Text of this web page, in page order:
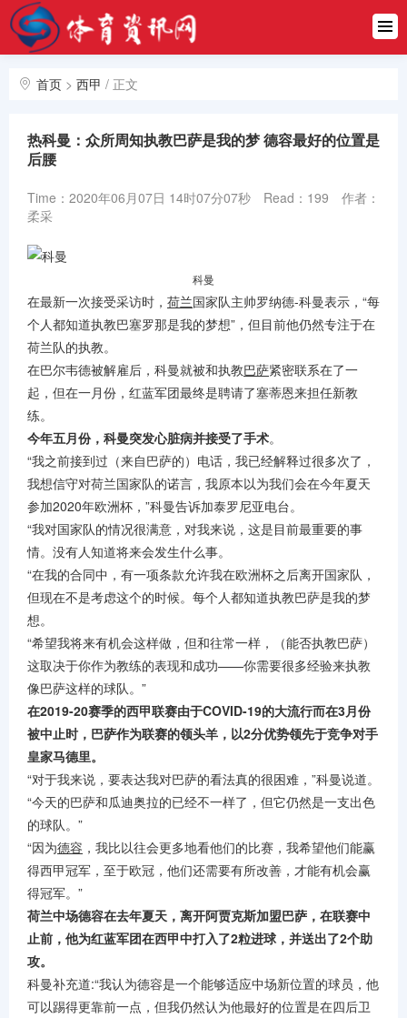
首页
西甲
德甲
NBA
亚冠
CBA
网球
排球
首页 > 西甲 / 正文
热科曼：众所周知执教巴萨是我的梦 德容最好的位置是
后腰
Time：2020年06月07日 14时07分07秒 Read：199
作者：
柔采
科曼
在最新一次接受采访时， 荷兰国家队主帅罗纳德-科曼表示，“每
个人都知道执教巴塞罗那是我的梦想”，但目前他仍然专注于在
荷兰队的执教。
在巴尔韦德被解雇后，科曼就被和执教巴萨紧密联系在了一
起，但在一月份，红蓝军团最终是聘请了塞蒂恩来担任新教
练。
今年五月份，科曼突发心脏病并接受了手术。
“我之前接到过（来自巴萨的）电话，我已经解释过很多次了，
我想信守对荷兰国家队的诺言，我原本以为我们会在今年夏天
参加2020年欧洲杯，”科曼告诉加泰罗尼亚电台。
“我对国家队的情况很满意，对我来说，这是目前最重要的事
情。没有人知道将来会发生什么事。
“在我的合同中，有一项条款允许我在欧洲杯之后离开国家队，
但现在不是考虑这个的时候。每个人都知道执教巴萨是我的梦
想。
“希望我将来有机会这样做，但和往常一样，（能否执教巴萨）
这取决于你作为教练的表现和成功——你需要很多经验来执教
像巴萨这样的球队。”
在2019-20赛季的西甲联赛由于COVID-19的大流行而在3月份
被中止时，巴萨作为联赛的领头羊，以2分优势领先于竞争对手
皇家马德里。
“对于我来说，要表达我对巴萨的看法真的很困难，”科曼说道。
“今天的巴萨和瓜迪奥拉的已经不一样了，但它仍然是一支出色
的球队。”
“因为德容 ，我比以往会更多地看他们的比赛，我希望他们能赢
得西甲冠军，至于欧冠，他们还需要有所改善，才能有机会赢
得冠军。”
荷兰中场德容在去年夏天，离开阿贾克斯加盟巴萨，在联赛中
止前，他为红蓝军团在西甲中打入了2粒进球，并送出了2个助
攻。
科曼补充道:“我认为德容是一个能够适应中场新位置的球员，他
可以踢得更靠前一点，但我仍然认为他最好的位置是在四后卫